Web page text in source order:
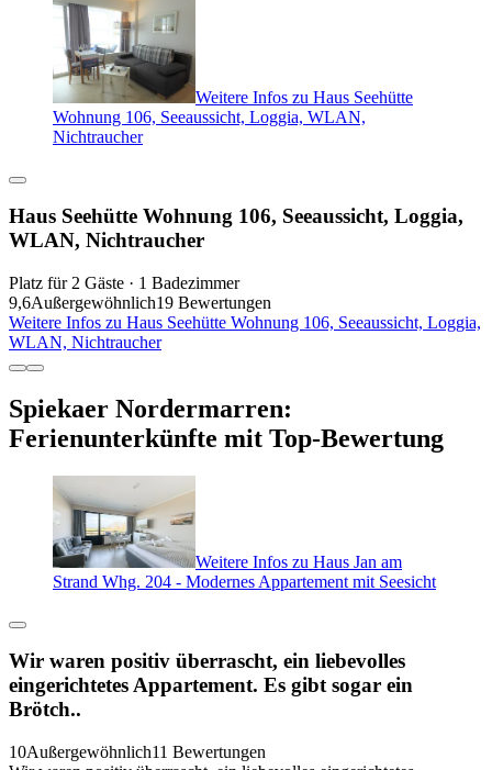
Weitere Infos zu Haus Seehütte
Wohnung 106, Seeaussicht, Loggia, WLAN,
Nichtraucher
Haus Seehütte Wohnung 106, Seeaussicht, Loggia,
WLAN, Nichtraucher
Platz für 2 Gäste · 1 Badezimmer
9,6Außergewöhnlich19 Bewertungen
Weitere Infos zu Haus Seehütte Wohnung 106, Seeaussicht, Loggia,
WLAN, Nichtraucher
Spiekaer Nordermarren:
Ferienunterkünfte mit Top-Bewertung
Weitere Infos zu Haus Jan am
Strand Whg. 204 - Modernes Appartement mit Seesicht
Wir waren positiv überrascht, ein liebevolles
eingerichtetes Appartement. Es gibt sogar ein
Brötch..
10Außergewöhnlich11 Bewertungen